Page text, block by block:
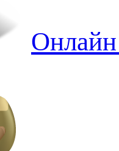
Онлайн